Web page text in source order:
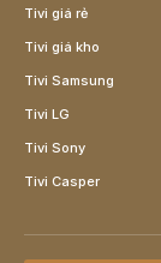
Tivi giá rẻ
Tivi giá kho
Tivi Samsung
Tivi LG
Tivi Sony
Tivi Casper